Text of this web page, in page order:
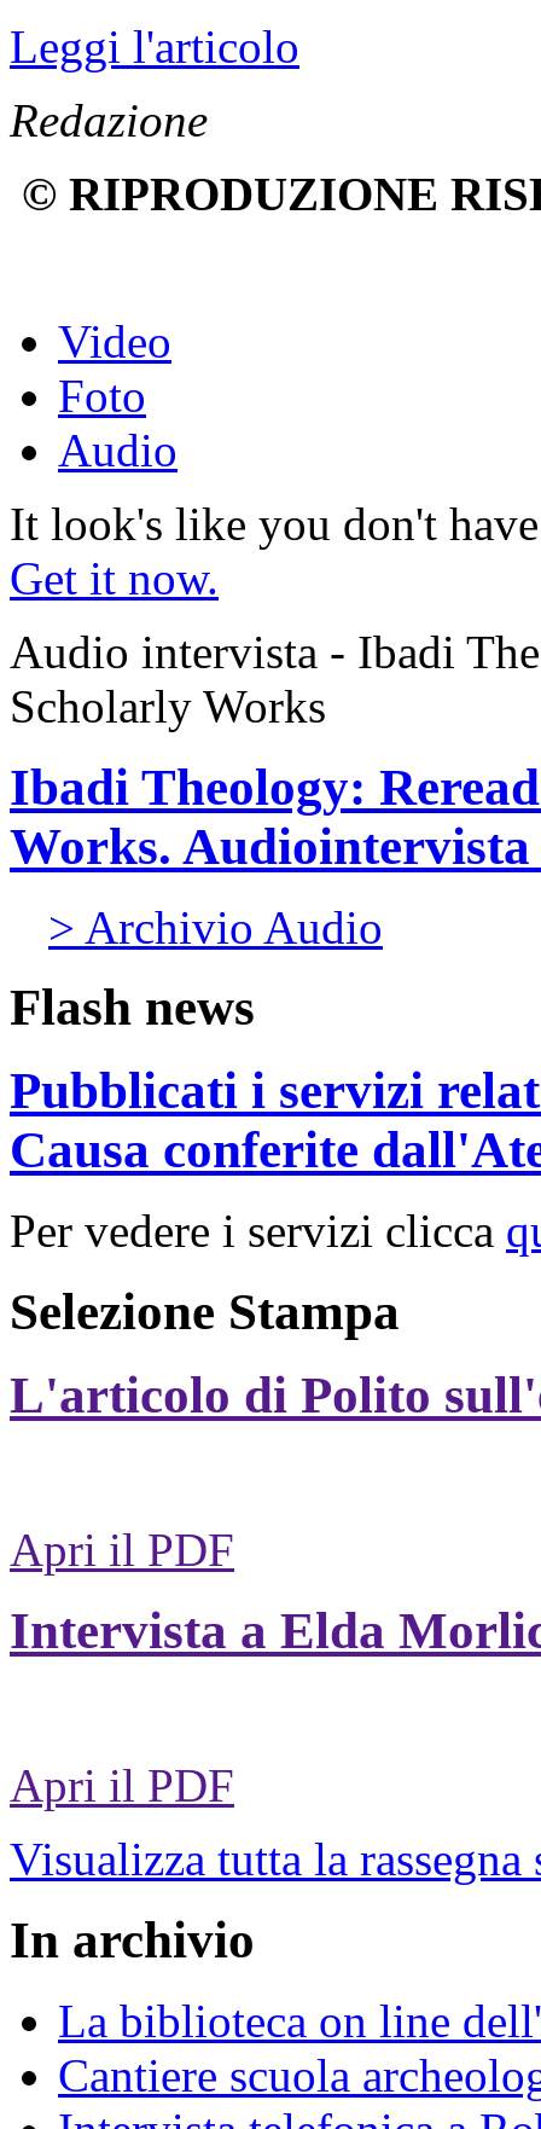
Leggi l'articolo
Redazione
© RIPRODUZIONE
Video
Foto
Audio
It look's like you don't
Get it now.
Audio intervista - Ibadi
Scholarly Works
Ibadi Theology:
Works.
> Archivio Audio
Flash news
Pubblicati i servizi
Causa conferite
Per vedere i servizi clicca
Selezione Stampa
L'articolo di Polito
Apri il PDF
Intervista a Elda
Apri il PDF
Visualizza tutta la rassegna
In archivio
La biblioteca on line
Cantiere scuola